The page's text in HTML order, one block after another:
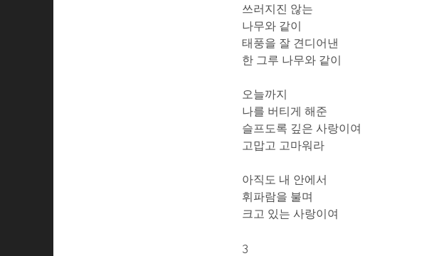
쓰러지진 않는
나무와 같이
태풍을 잘 견디어낸
한 그루 나무와 같이
오늘까지
나를 버티게 해준
슬프도록 깊은 사랑이여
고맙고 고마워라
아직도 내 안에서
휘파람을 불며
크고 있는 사랑이여
3